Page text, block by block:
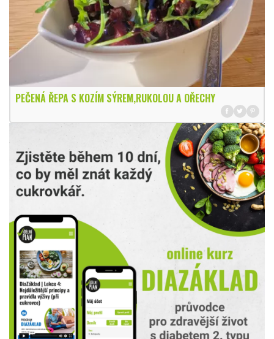
PEČENÁ ŘEPA S KOZÍM SÝREM,RUKOLOU A OŘECHY